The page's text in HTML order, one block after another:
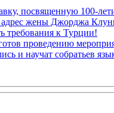
посвященную 100-
адрес жены Джорджа
требования к Турции!
проведению
и научат собратьев